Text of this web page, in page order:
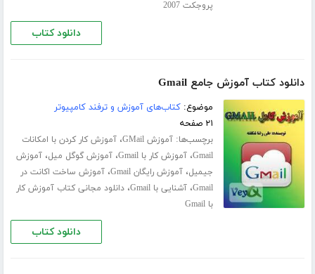
پروجکت 2007
دانلود کتاب
دانلود کتاب آموزش جامع Gmail
موضوع:کتاب‌های آموزش و ترفند کامپیوتر
۲۱ صفحه
برچسب‌ها:آموزش GMail ،آموزش کار کردن با امکانات
Gmail،آموزش کار با Gmail ،آموزش گوگل میل،آموزش
جیمیل،آموزش رایگان Gmail ،آموزش ساخت اکانت در
Gmail،آشنایی با Gmail ،دانلود مجانی کتاب آموزش کار
با Gmail
دانلود کتاب